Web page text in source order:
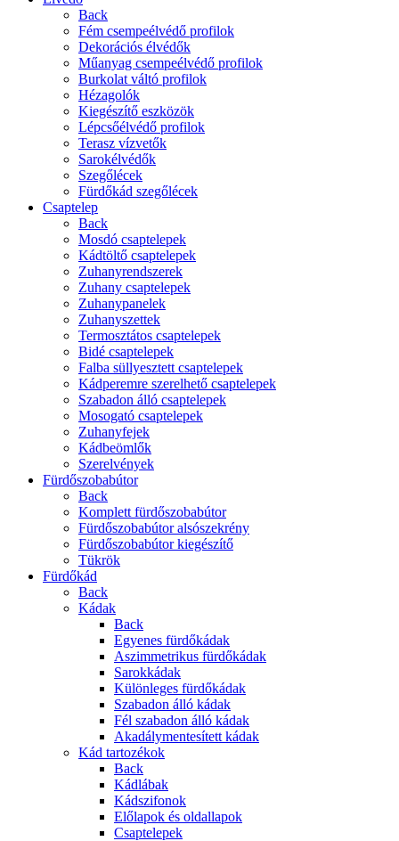
Back
Fém csempeélvédő profilok
Dekorációs élvédők
Műanyag csempeélvédő profilok
Burkolat váltó profilok
Hézagolók
Kiegészítő eszközök
Lépcsőélvédő profilok
Terasz vízvetők
Sarokélvédők
Szegőlécek
Fürdőkád szegőlécek
Csaptelep
Back
Mosdó csaptelepek
Kádtöltő csaptelepek
Zuhanyrendszerek
Zuhany csaptelepek
Zuhanypanelek
Zuhanyszettek
Termosztátos csaptelepek
Bidé csaptelepek
Falba süllyesztett csaptelepek
Kádperemre szerelhető csaptelepek
Szabadon álló csaptelepek
Mosogató csaptelepek
Zuhanyfejek
Kádbeömlők
Szerelvények
Fürdőszobabútor
Back
Komplett fürdőszobabútor
Fürdőszobabútor alsószekrény
Fürdőszobabútor kiegészítő
Tükrök
Fürdőkád
Back
Kádak
Back
Egyenes fürdőkádak
Aszimmetrikus fürdőkádak
Sarokkádak
Különleges fürdőkádak
Szabadon álló kádak
Fél szabadon álló kádak
Akadálymentesített kádak
Kád tartozékok
Back
Kádlábak
Kádszifonok
Előlapok és oldallapok
Csaptelepek